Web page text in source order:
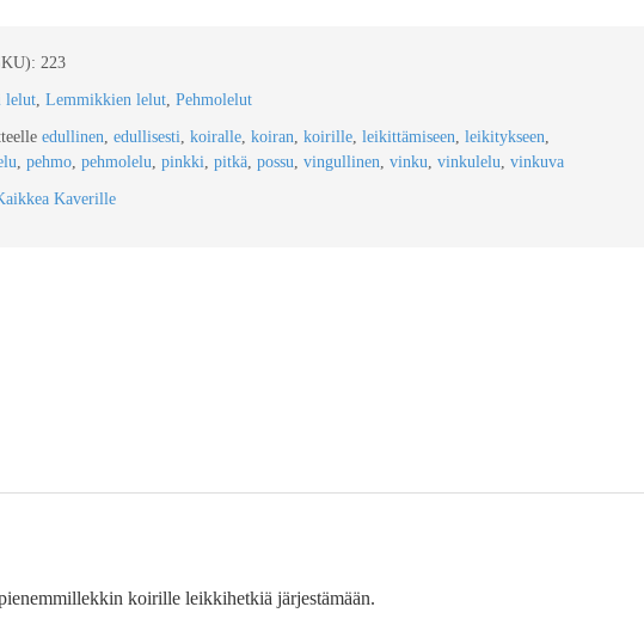
223
lelut, Lemmikkien lelut, Pehmolelut
edullinen, edullisesti, koiralle, koiran, koirille, leikittämiseen, leikitykseen,
, pehmo, pehmolelu, pinkki, pitkä, possu, vingullinen, vinku, vinkulelu, vinkuva
Kaverille
koirille leikkihetkiä järjestämään.